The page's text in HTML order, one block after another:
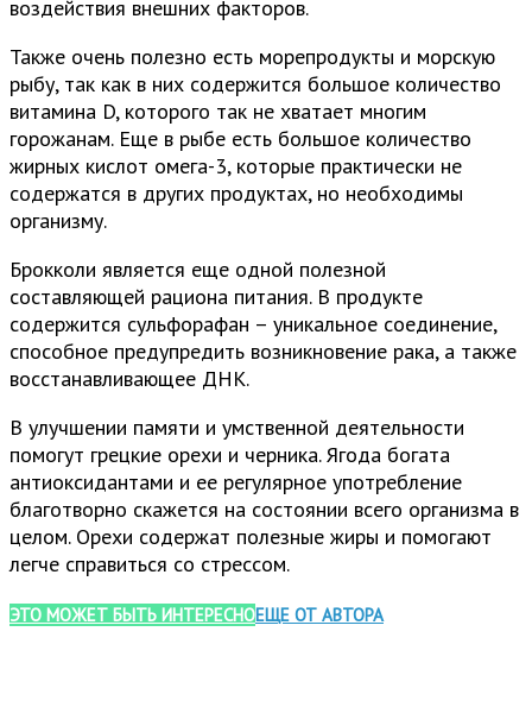
воздействия внешних факторов.
Также очень полезно есть морепродукты и морскую
рыбу, так как в них содержится большое количество
витамина D, которого так не хватает многим
горожанам. Еще в рыбе есть большое количество
жирных кислот омега-3, которые практически не
содержатся в других продуктах, но необходимы
организму.
Брокколи является еще одной полезной
составляющей рациона питания. В продукте
содержится сульфорафан – уникальное соединение,
способное предупредить возникновение рака, а также
восстанавливающее ДНК.
В улучшении памяти и умственной деятельности
помогут грецкие орехи и черника. Ягода богата
антиоксидантами и ее регулярное употребление
благотворно скажется на состоянии всего организма в
целом. Орехи содержат полезные жиры и помогают
легче справиться со стрессом.
ЭТО МОЖЕТ БЫТЬ ИНТЕРЕСНОЕЩЕ ОТ АВТОРА